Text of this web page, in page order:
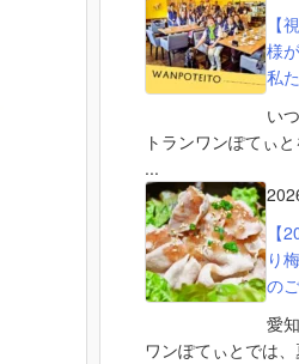
【
様
私
い
トランワンぽてぃ
...
【
り
の
愛
ワンぽてぃとでは